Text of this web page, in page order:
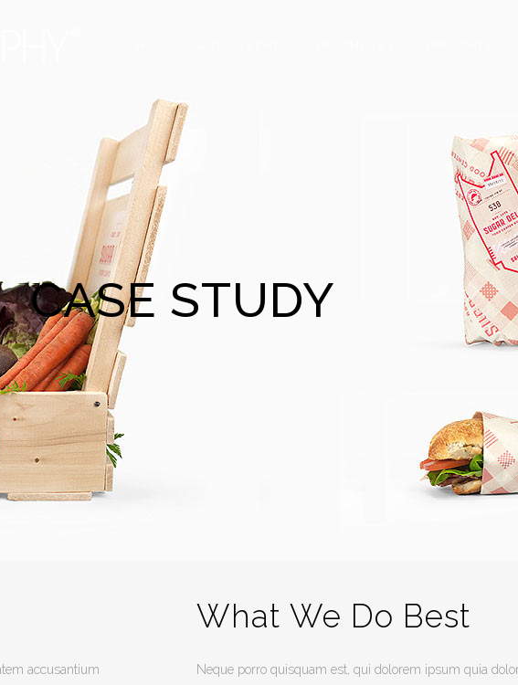
CASE STUDY
accusantium
What We Do Best
Neque porro quisquam est, qui dolorem ipsum quia